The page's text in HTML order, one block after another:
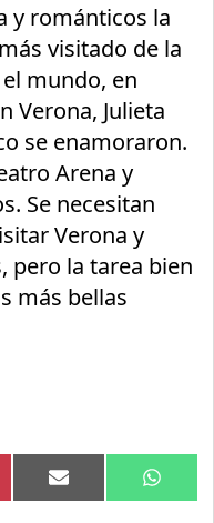
y románticos la
visitado de la
mundo, en
Verona, Julieta
se enamoraron.
Arena y
Se necesitan
Verona y
pero la tarea bien
más bellas
Compartir
en
Email
en